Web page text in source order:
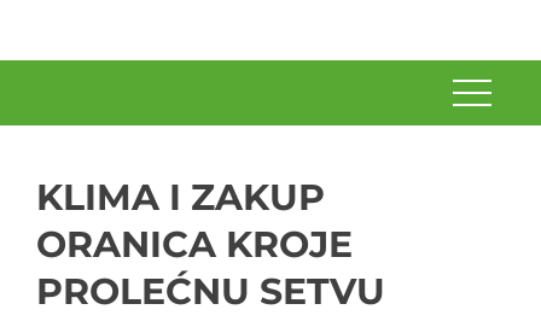
KLIMA I ZAKUP
ORANICA KROJE
PROLEĆNU SETVU